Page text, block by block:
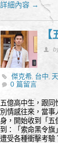
詳細內容 →
傑克希, 台中,
豐盛,身心靈
0 篇留言
五億高中生，跟同
別情感往來，當事
身，開始收到「五
到：「索命黑令旗
遭受各種衝擊考驗